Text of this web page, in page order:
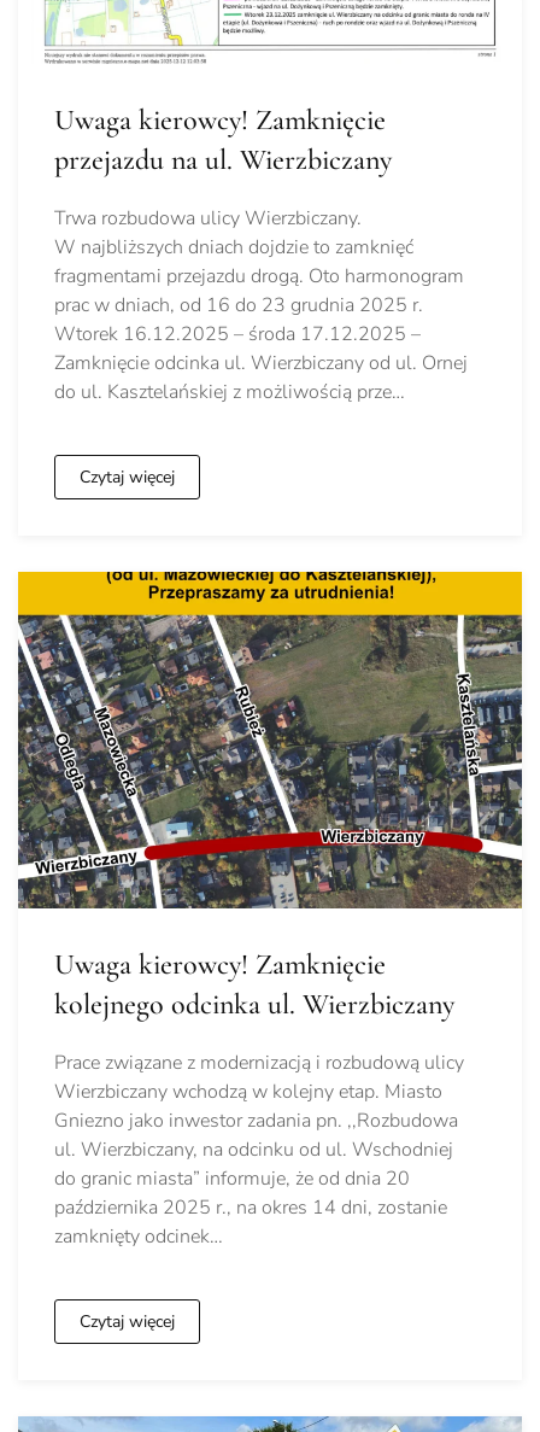
Uwaga kierowcy! Zamknięcie
przejazdu na ul. Wierzbiczany
Trwa rozbudowa ulicy Wierzbiczany.
W najbliższych dniach dojdzie to zamknięć
fragmentami przejazdu drogą. Oto harmonogram
prac w dniach, od 16 do 23 grudnia 2025 r.
Wtorek 16.12.2025 – środa 17.12.2025 –
Zamknięcie odcinka ul. Wierzbiczany od ul. Ornej
do ul. Kasztelańskiej z możliwością prze…
Czytaj więcej
Uwaga kierowcy! Zamknięcie
kolejnego odcinka ul. Wierzbiczany
Prace związane z modernizacją i rozbudową ulicy
Wierzbiczany wchodzą w kolejny etap. Miasto
Gniezno jako inwestor zadania pn. ,,Rozbudowa
ul. Wierzbiczany, na odcinku od ul. Wschodniej
do granic miasta” informuje, że od dnia 20
października 2025 r., na okres 14 dni, zostanie
zamknięty odcinek…
Czytaj więcej